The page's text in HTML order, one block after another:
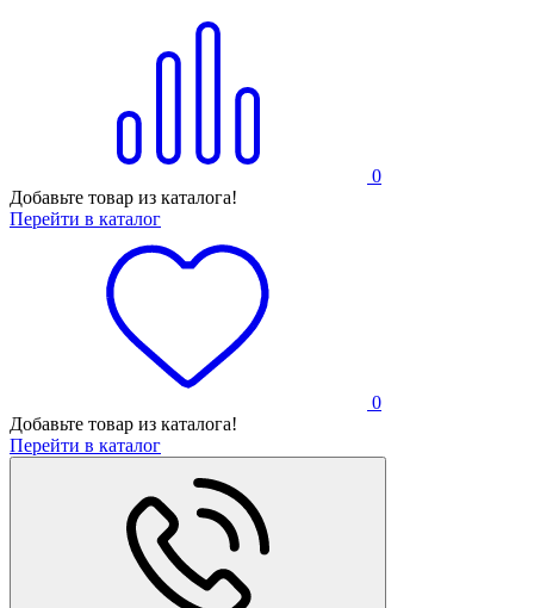
0
Добавьте товар из каталога!
Перейти в каталог
0
Добавьте товар из каталога!
Перейти в каталог